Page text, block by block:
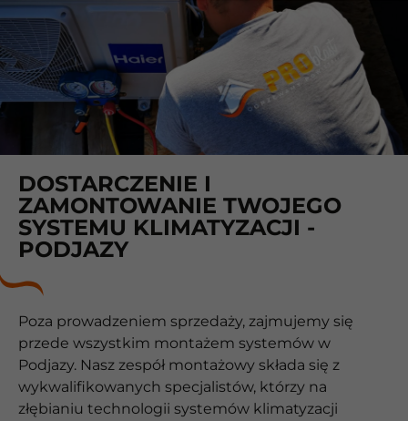
DOSTARCZENIE I
ZAMONTOWANIE TWOJEGO
SYSTEMU KLIMATYZACJI -
PODJAZY
Poza prowadzeniem sprzedaży, zajmujemy się
przede wszystkim montażem systemów w
Podjazy. Nasz zespół montażowy składa się z
wykwalifikowanych specjalistów, którzy na
złębianiu technologii systemów klimatyzacji